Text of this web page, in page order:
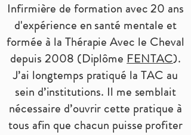
Infirmière de formation avec 20 ans
d'expérience en santé mentale et
formée à la Thérapie Avec le Cheval
depuis 2008 (Diplôme FENTAC).
J’ai longtemps pratiqué la TAC au
sein d’institutions. Il me semblait
nécessaire d’ouvrir cette pratique à
tous afin que chacun puisse profiter